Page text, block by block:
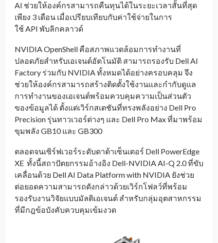
AI ช่วยให้องค์กรสามารถคืนทุนได้ในระยะเวลาสั้นที่สุด
เพียง 3 เดือน เมื่อเปรียบเทียบกับค่าใช้จ่ายในการ
ใช้ API พับลิกคลาวด์
NVIDIA OpenShell คือสภาพแวดล้อมการทำงานที่
ปลอดภัยสำหรับเอเจนต์อัตโนมัติ สามารถรองรับ Dell AI
Factory ร่วมกับ NVIDIA ทั้งหมดได้อย่างครอบคลุม จึง
ช่วยให้องค์กรสามารถสร้างติดตั้งใช้งานและกำกับดูแล
การทำงานของเอเจนต์พร้อมควบคุมความเป็นส่วนตัว
ของข้อมูลได้ ตั้งแต่เวิร์กสเตชันที่ทรงพลังอย่าง Dell Pro
Precision รุ่นทาวเวอร์ต่างๆ และ Dell Pro Maxที่มาพร้อม
ขุมพลัง GB10 และ GB300
ตลอดจนเซิร์ฟเวอร์ระดับดาต้าเซ็นเตอร์ Dell PowerEdge
XE ทั้งนี้สถาปัตยกรรมอ้างอิง Dell-NVIDIA AI-Q 2.0ที่ขับ
เคลื่อนด้วย Dell AI Data Platform with NVIDIA ยังช่วย
ต่อยอดความสามารถดังกล่าวด้วยเวิร์กโฟลว์ที่พร้อม
รองรับงานวิจัยแบบมัลติเอเจนต์ สำหรับกลุ่มอุตสาหกรรม
ที่มีกฎข้อบังคับควบคุมเข้มงวด